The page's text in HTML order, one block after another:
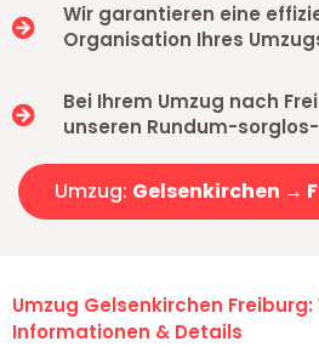
Wir garantieren eine
Organisation Ihres
Bei Ihrem Umzug nach
unseren Rundum-
Umzug: Gelsenkirchen →
Umzug Gelsenkirchen Freiburg:
Informationen & Details